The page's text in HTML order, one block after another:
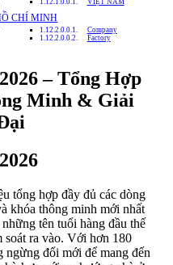
CHÍ MINH
Company
Factory
– Tổng Hợp
Minh & Giải
tổng hợp đầy đủ các dòng
khóa thông minh mới nhất
tên tuổi hàng đầu thế
ra vào. Với hơn 180
ngừng đổi mới để mang đến